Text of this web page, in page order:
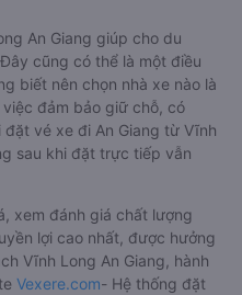
An Giang giúp cho du
cũng có thể là một điều
biết nên chọn nhà xe nào là
đảm bảo giữ chỗ, có
vé xe đi An Giang từ Vĩnh
sau khi đặt trực tiếp vẫn
xem đánh giá chất lượng
lợi cao nhất, được hưởng
Vĩnh Long An Giang, hành
Vexere.com- Hệ thống đặt